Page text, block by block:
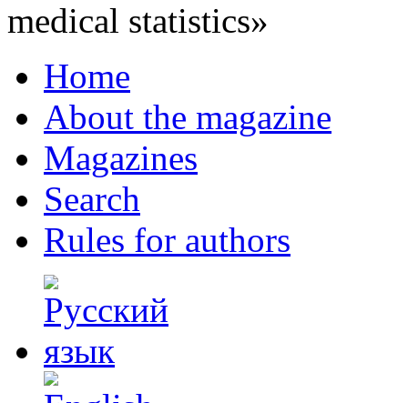
medical statistics»
Home
About the magazine
Magazines
Search
Rules for authors